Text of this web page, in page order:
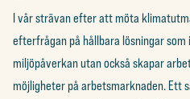
I vår strävan efter att möta
efterfrågan på hållbara lösningar
miljöpåverkan utan också skapar
möjligheter på arbetsmarknaden. Ett